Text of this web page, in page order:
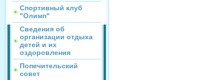
Спортивный клуб
"Олимп"
Сведения об
организации отдыха
детей и их
оздоровления
Попечительский
совет